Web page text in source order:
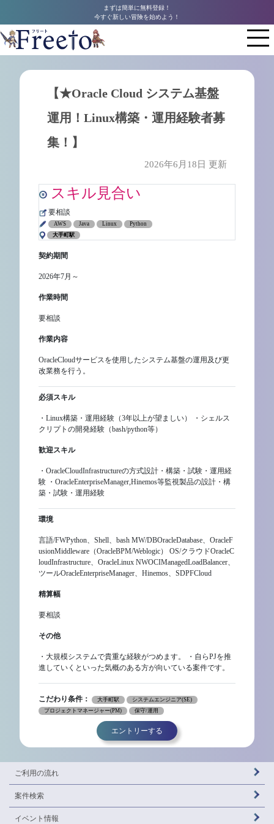
まずは簡単に無料登録！
今すぐ新しい冒険を始めよう！
【★Oracle Cloud システム基盤
運用！Linux構築・運用経験者募
集！】
2026年6月18日 更新
スキル見合い
要相談
AWS Java Linux
Python
大手町駅
契約期間
2026年7月～
作業時間
要相談
作業内容
OracleCloudサービスを使用したシステム基盤の運用及び更
改業務を行う。
必須スキル
・Linux構築・運用経験（3年以上が望ましい） ・シェルス
クリプトの開発経験（bash/python等）
歓迎スキル
・OracleCloudInfrastructureの方式設計・構築・試験・運用経
験 ・OracleEnterpriseManager,Hinemos等監視製品の設計・構
築・試験・運用経験
環境
言語/FWPython、Shell、bash MW/DBOracleDatabase、OracleF
usionMiddleware（OracleBPM/Weblogic） OS/クラウドOracleC
loudInfrastructure、OracleLinux NWOCIManagedLoadBalancer、
ツールOracleEnterpriseManager、Hinemos、SDPFCloud
精算幅
要相談
その他
・大規模システムで貴重な経験がつめます。 ・自らPJを推
進していくといった気概のある方が向いている案件です。
こだわり条件： 大手町駅
システムエンジニア(SE)
プロジェクトマネージャー(PM)
保守/運用
エントリーする
ご利用の流れ
案件検索
イベント情報